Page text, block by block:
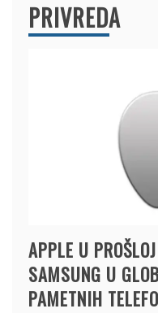
PRIVREDA
APPLE U
SAMSUNG U
PAMETNIH